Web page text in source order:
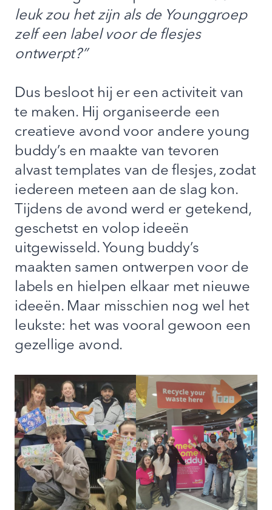
leuk zou het zijn als de Younggroep
zelf een label voor de flesjes
ontwerpt?”
Dus besloot hij er een activiteit van
te maken. Hij organiseerde een
creatieve avond voor andere young
buddy’s en maakte van tevoren
alvast templates van de flesjes, zodat
iedereen meteen aan de slag kon.
Tijdens de avond werd er getekend,
geschetst en volop ideeën
uitgewisseld. Young buddy’s
maakten samen ontwerpen voor de
labels en hielpen elkaar met nieuwe
ideeën. Maar misschien nog wel het
leukste: het was vooral gewoon een
gezellige avond.